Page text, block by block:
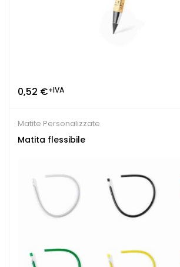
0,52 €+IVA
Matite Personalizzate
Matita flessibile